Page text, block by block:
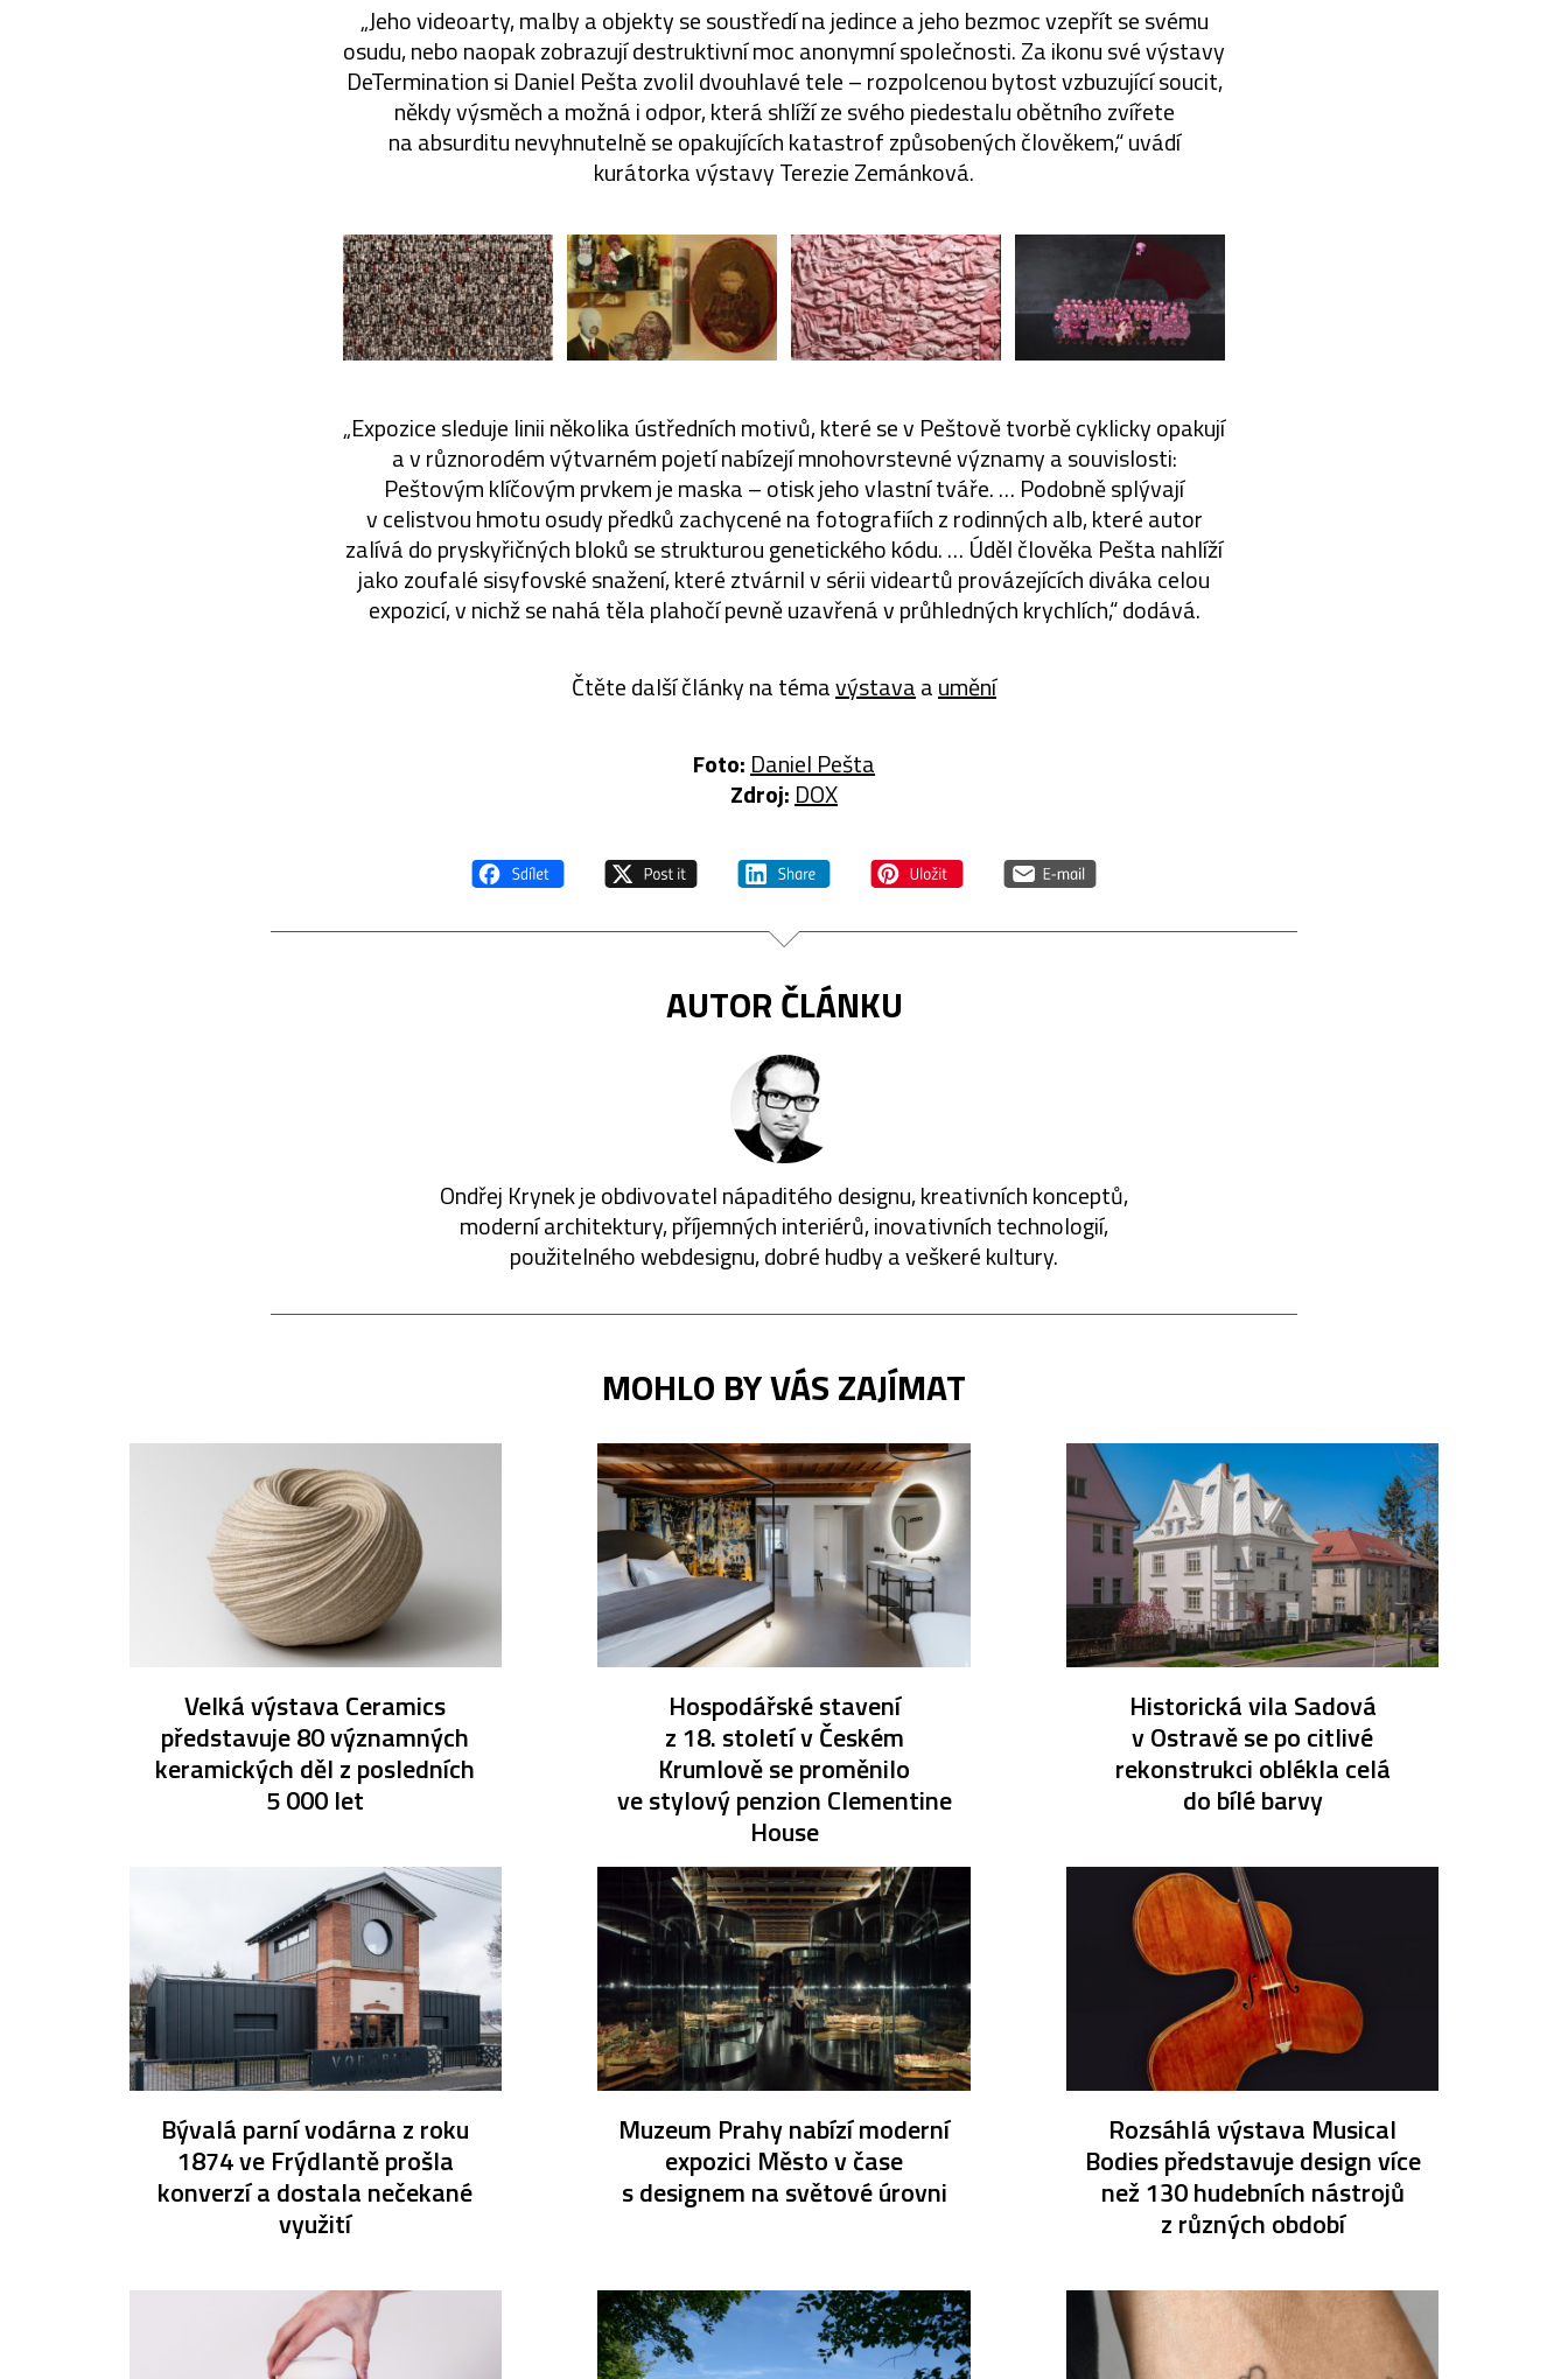
„Jeho videoarty, malby a objekty se soustředí na jedince a jeho bezmoc vzepřít se svému
osudu, nebo naopak zobrazují destruktivní moc anonymní společnosti. Za ikonu své výstavy
DeTermination si Daniel Pešta zvolil dvouhlavé tele – rozpolcenou bytost vzbuzující soucit,
někdy výsměch a možná i odpor, která shlíží ze svého piedestalu obětního zvířete
na absurditu nevyhnutelně se opakujících katastrof způsobených člověkem,“ uvádí
kurátorka výstavy Terezie Zemánková.
„Expozice sleduje linii několika ústředních motivů, které se v Peštově tvorbě cyklicky opakují
a v různorodém výtvarném pojetí nabízejí mnohovrstevné významy a souvislosti:
Peštovým klíčovým prvkem je maska – otisk jeho vlastní tváře. … Podobně splývají
v celistvou hmotu osudy předků zachycené na fotografiích z rodinných alb, které autor
zalívá do pryskyřičných bloků se strukturou genetického kódu. … Úděl člověka Pešta nahlíží
jako zoufalé sisyfovské snažení, které ztvárnil v sérii videartů provázejících diváka celou
expozicí, v nichž se nahá těla plahočí pevně uzavřená v průhledných krychlích,“ dodává.
Čtěte další články na témavýstavaaumění
Foto: Daniel Pešta
Zdroj: DOX
AUTOR ČLÁNKU
Ondřej Krynek je obdivovatel nápaditého designu, kreativních konceptů,
moderní architektury, příjemných interiérů, inovativních technologií,
použitelného webdesignu, dobré hudby a veškeré kultury.
MOHLO BY VÁS ZAJÍMAT
Velká výstava Ceramics
představuje 80 významných
keramických děl z posledních
5 000 let
Hospodářské stavení
z 18. století v Českém
Krumlově se proměnilo
ve stylový penzion Clementine
House
Historická vila Sadová
v Ostravě se po citlivé
rekonstrukci oblékla celá
do bílé barvy
Bývalá parní vodárna z roku
1874 ve Frýdlantě prošla
konverzí a dostala nečekané
využití
Muzeum Prahy nabízí moderní
expozici Město v čase
s designem na světové úrovni
Rozsáhlá výstava Musical
Bodies představuje design více
než 130 hudebních nástrojů
z různých období